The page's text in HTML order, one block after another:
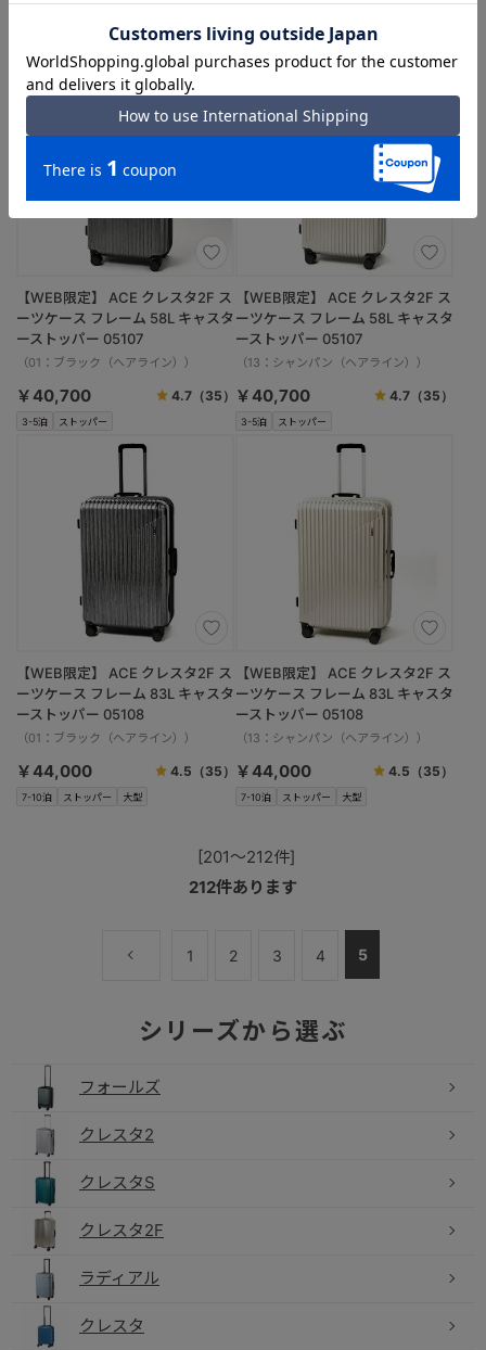
7-10泊 預入手荷物 マチ拡張
3-5泊 ストッパー
【WEB限定】 ACE クレスタ2F ス
ーツケース フレーム 58L キャスタ
ーストッパー 05107
（01：ブラック（ヘアライン））
￥40,700 4.7（35）
3-5泊 ストッパー
【WEB限定】 ACE クレスタ2F ス
ーツケース フレーム 58L キャスタ
ーストッパー 05107
（13：シャンパン（ヘアライン））
￥40,700 4.7 （35）
7-10泊 ストッパー 大型
【WEB限定】 ACE クレスタ2F ス
ーツケース フレーム 83L キャスタ
ーストッパー 05108
（01：ブラック（ヘアライン））
￥44,000 4.5 （35）
7-10泊 ストッパー 大型
【WEB限定】 ACE クレスタ2F ス
ーツケース フレーム 83L キャスタ
ーストッパー 05108
（13：シャンパン（ヘアライン））
￥44,000 4.5 （35）
[201～212件]
212件あります
1 2 3 4 5
フォールズ
クレスタ2
クレスタS
クレスタ2F
ラディアル
クレスタ